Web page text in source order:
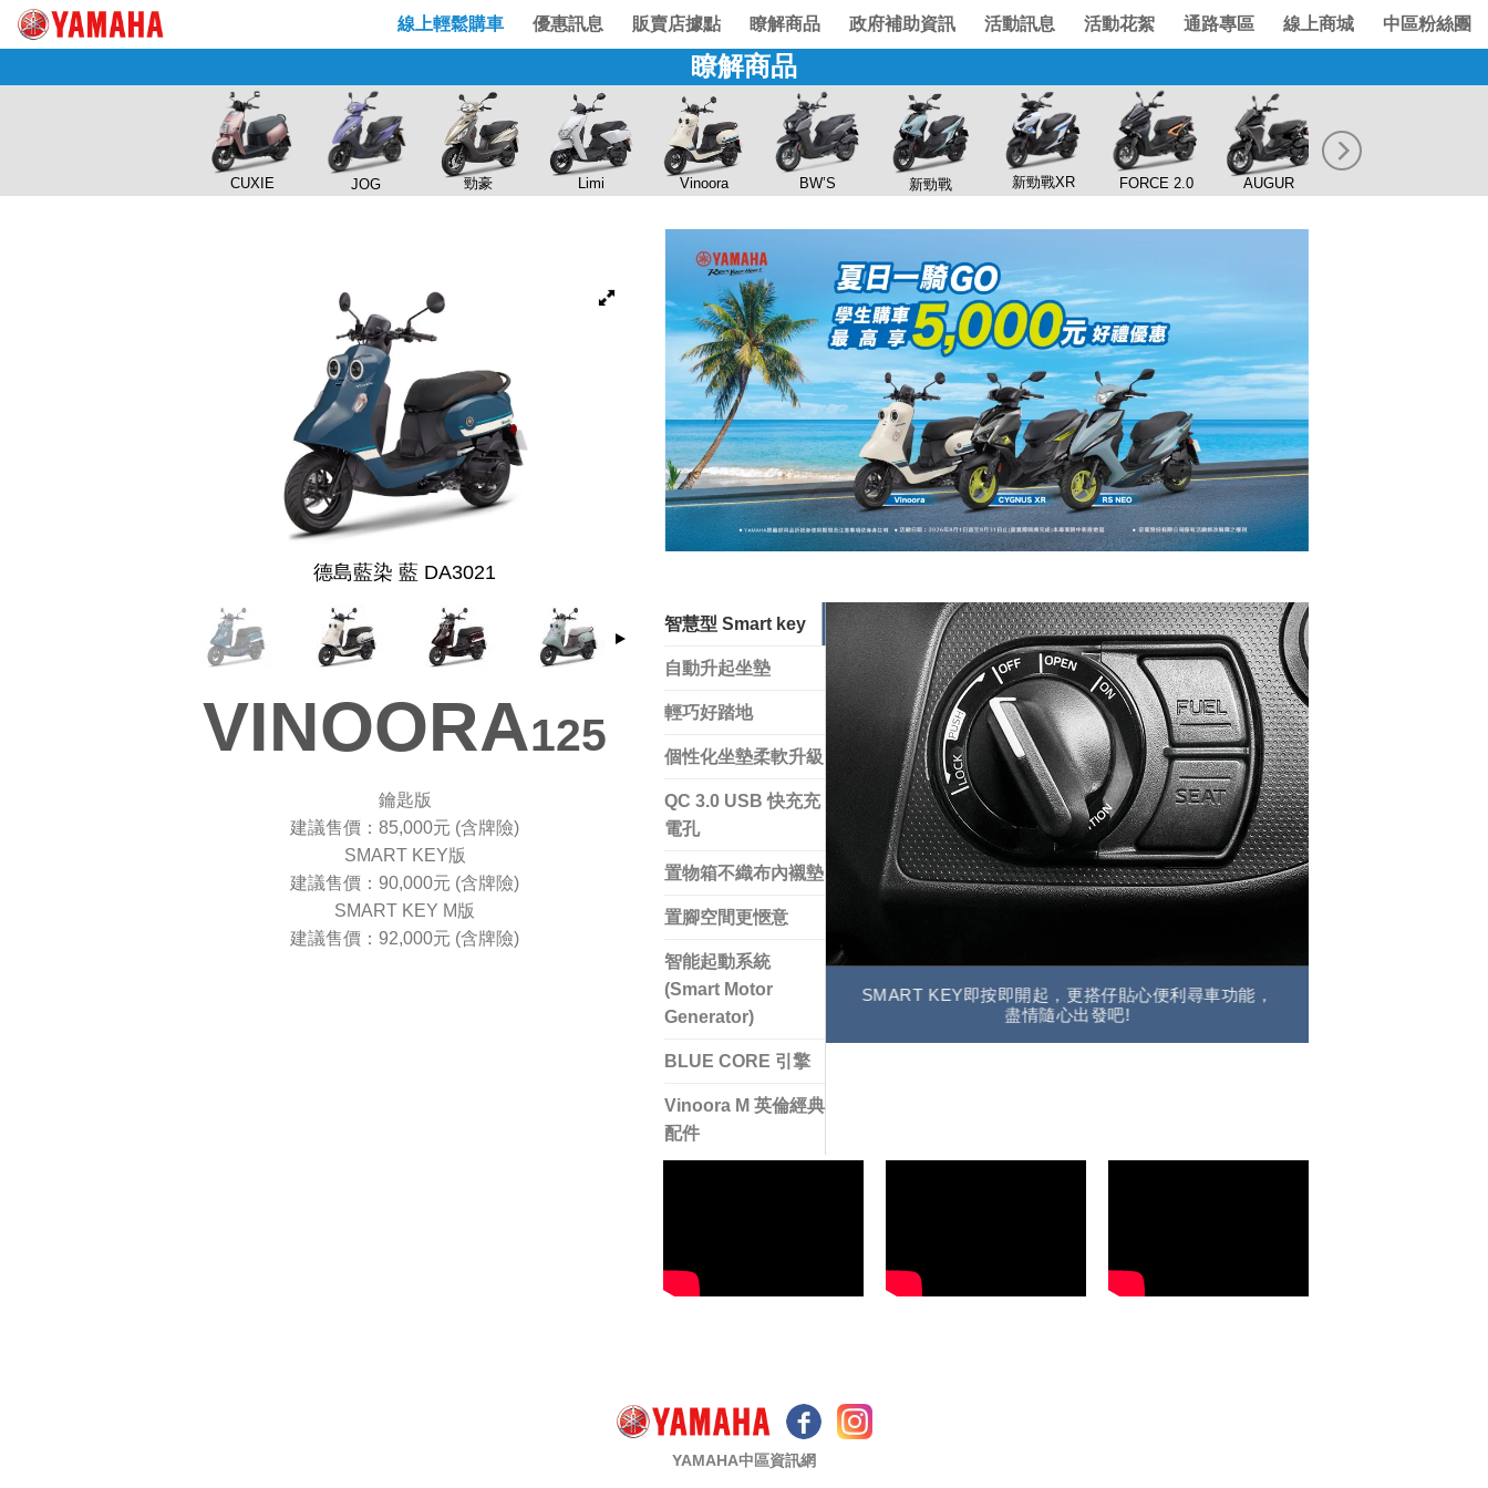
Skip
線上輕鬆購車 優惠訊息 販賣店據點 瞭解商品 政府補助資訊 活動訊息 活動花絮 通路專區 線上商城 中區粉絲團
瞭解商品
CUXIE JOG 勁豪 Limi Vinoora BW’S 新勁戰 新勁戰XR FORCE 2.0 AUGUR
德島藍染 藍 DA3021
VINOORA125
鑰匙版
建議售價：85,000元 (含牌險)
SMART KEY版
建議售價：90,000元 (含牌險)
SMART KEY M版
建議售價：92,000元 (含牌險)
智慧型 Smart key
自動升起坐墊
輕巧好踏地
個性化坐墊柔軟升級
QC 3.0 USB 快充充
電孔
置物箱不織布內襯墊
置腳空間更愜意
智能起動系統
(Smart Motor
Generator)
BLUE CORE 引擎
Vinoora M 英倫經典
配件
SMART KEY即按即開起，更搭仔貼心便利尋車功能，
盡情隨心出發吧!
YAMAHA中區資訊網